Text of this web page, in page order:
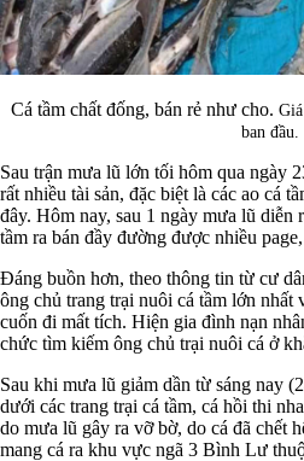
Cá tầm chất đống, bán rẻ như cho.
ban đầu.
Sau trận mưa lũ lớn tối hôm qua ngày
rất nhiều tài sản, đặc biệt là các ao cá
đây. Hôm nay, sau 1 ngày mưa lũ diễn
tầm ra bán đầy đường được nhiều
Đáng buồn hơn, theo thông tin từ cư
ông chủ trang trại nuôi cá tầm lớn
cuốn đi mất tích. Hiện gia đình nạn
chức tìm kiếm ông chủ trại nuôi cá ở
Sau khi mưa lũ giảm dần từ sáng nay
dưới các trang trại cá tầm, cá hồi thi
do mưa lũ gây ra vỡ bờ, do cá đã chết
mang cá ra khu vực ngã 3 Bình Lư